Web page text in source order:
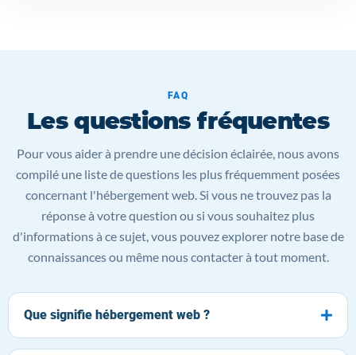
FAQ
Les questions fréquentes
Pour vous aider à prendre une décision éclairée, nous avons
compilé une liste de questions les plus fréquemment posées
concernant l'hébergement web. Si vous ne trouvez pas la
réponse à votre question ou si vous souhaitez plus
d'informations à ce sujet, vous pouvez explorer notre base de
connaissances ou même nous contacter à tout moment.
Que signifie hébergement web ?